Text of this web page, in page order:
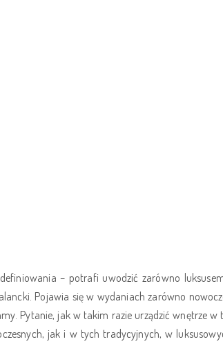
– potrafi uwodzić zarówno
Pojawia się w wydaniach zarówno
Pytanie, jak w takim razie urządzić wnętrze
jak i w tych tradycyjnych, w